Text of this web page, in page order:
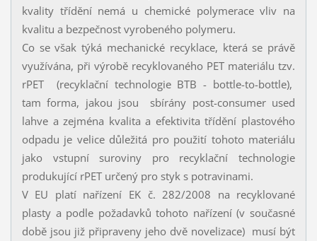
kvality třídění nemá u chemické polymerace vliv na
kvalitu a bezpečnost vyrobeného polymeru.
Co se však týká mechanické recyklace, která se právě
využívána, při výrobě recyklovaného PET materiálu tzv.
rPET (recyklační technologie BTB - bottle-to-bottle),
tam forma, jakou jsou sbírány post-consumer used
lahve a zejména kvalita a efektivita třídění plastového
odpadu je velice důležitá pro použití tohoto materiálu
jako vstupní suroviny pro recyklační technologie
produkující rPET určený pro styk s potravinami.
V EU platí nařízení EK č. 282/2008 na recyklované
plasty a podle požadavků tohoto nařízení (v současné
době jsou již připraveny jeho dvě novelizace) musí být